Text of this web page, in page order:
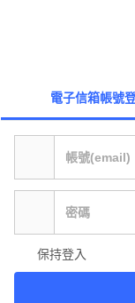
電子信箱帳號
保持登入